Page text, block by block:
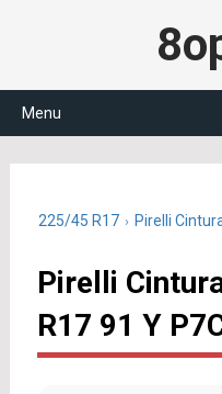
Menu
225/45 R17 Pirelli
Pirelli
R17 91 Y